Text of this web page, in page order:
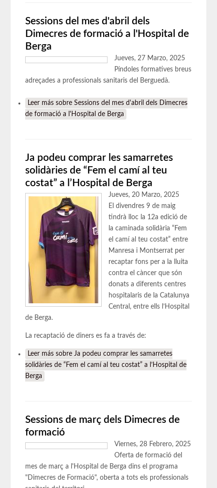
Sessions del mes d'abril dels
Dimecres de formació a l'Hospital de
Berga
Jueves, 27 Marzo, 2025
Píndoles formatives breus
adreçades a professionals sanitaris del Berguedà.
Leer más sobre Sessions del mes d'abril dels Dimecres
de formació a l'Hospital de Berga
Ja podeu comprar les samarretes
solidàries de “Fem el camí al teu
costat” a l’Hospital de Berga
Jueves, 20 Marzo, 2025
El divendres 9 de maig
tindrà lloc la 12a edició de
la caminada solidària “Fem
el camí al teu costat” entre
Manresa i Montserrat per
recaptar fons per a la lluita
contra el càncer que són
donats a diferents centres
hospitalaris de la Catalunya
Central, entre ells l’Hospital
de Berga.
La recaptació de diners es fa a través de:
Leer más sobre Ja podeu comprar les samarretes
solidàries de “Fem el camí al teu costat” a l’Hospital de
Berga
Sessions de març dels Dimecres de
formació
Viernes, 28 Febrero, 2025
Oferta de formació del
mes de març a l'Hospital de Berga dins el programa
"Dimecres de Formació", oberta a tots els professionals